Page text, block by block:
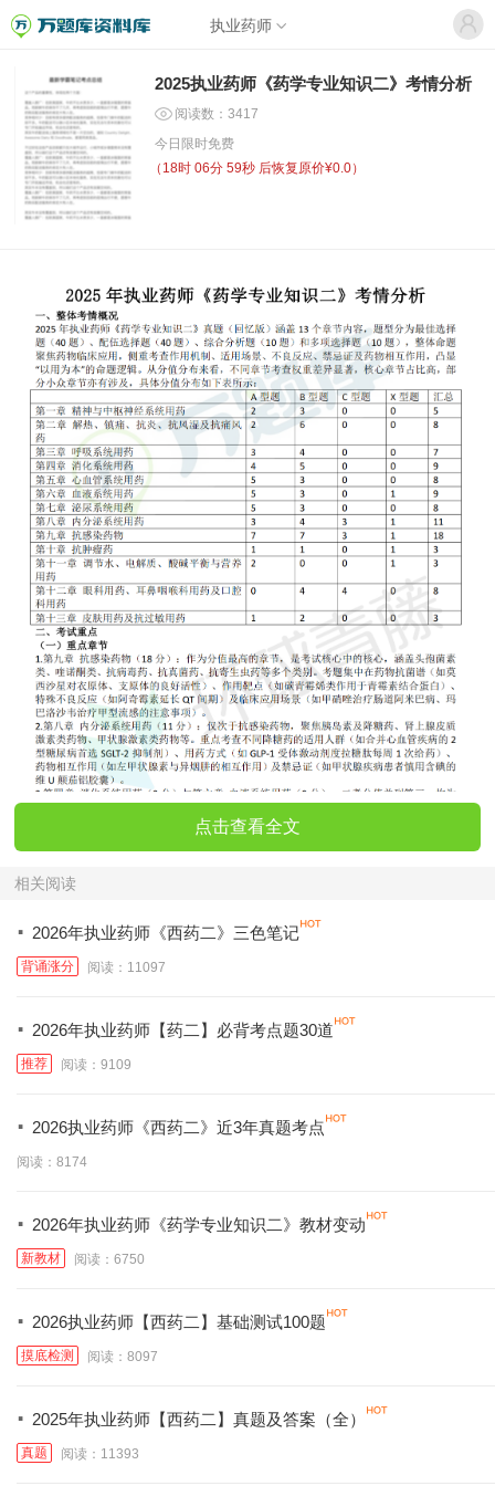
执业药师
2025执业药师《药学专业知识二》考情分析
阅读数：3417
今日限时免费
（ 18时 06分 59秒 后恢复原价¥0.0）
点击查看全文
相关阅读
· 2026年执业药师《西药二》三色笔记
背诵涨分 阅读：11097
· 2026年执业药师【药二】必背考点题30道
推荐 阅读：9109
· 2026执业药师《西药二》近3年真题考点
阅读：8174
· 2026年执业药师《药学专业知识二》教材变动
新教材 阅读：6750
· 2026执业药师【西药二】基础测试100题
摸底检测 阅读：8097
· 2025年执业药师【西药二】真题及答案（全）
真题 阅读：11393